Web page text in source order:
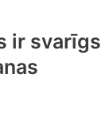
ir svarīgs